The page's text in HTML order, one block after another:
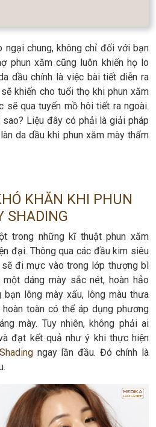
ngại chung, không chỉ đối với bạn
phun xăm cũng luôn khiến họ lo
dầu chính là việc bài tiết diễn ra
khiến cho tuổi thọ khi phun xăm
sẽ qua tuyến mồ hôi tiết ra ngoài.
Liệu đây có phải là giải pháp
da dầu khi phun xăm mày thẩm
KHĂN KHI PHUN
SHADING
trong những kĩ thuật phun xăm
đại. Thông qua các đầu kim siêu
đi mực vào trong lớp thượng bì
dáng mày sắc nét, hoàn hảo
lông mày xấu, lông màu thưa
toàn có thể áp dụng phương
mày. Tuy nhiên, không phải ai
đạt kết quả như ý khi thực hiện
ngay lần đầu. Đó chính là